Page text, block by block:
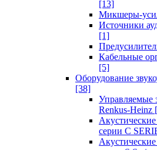
[13]
Микшеры-
Источники
[1]
Кабельные
[5]
Оборудование
[38]
Управляемые
Renkus-Heinz
серии C